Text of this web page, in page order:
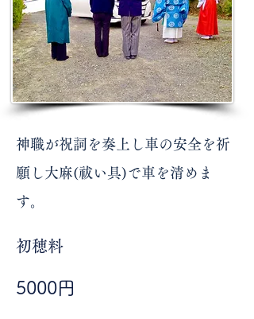
​神職が祝詞を奏上し車の安全を祈
願し大麻(祓い具)で車を清めま
す。
​初穂料
​5000円